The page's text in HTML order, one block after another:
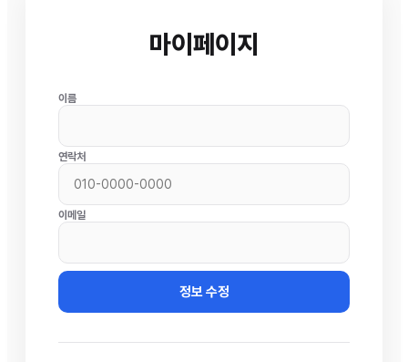
마이페이지
이름
연락처
이메일
정보 수정